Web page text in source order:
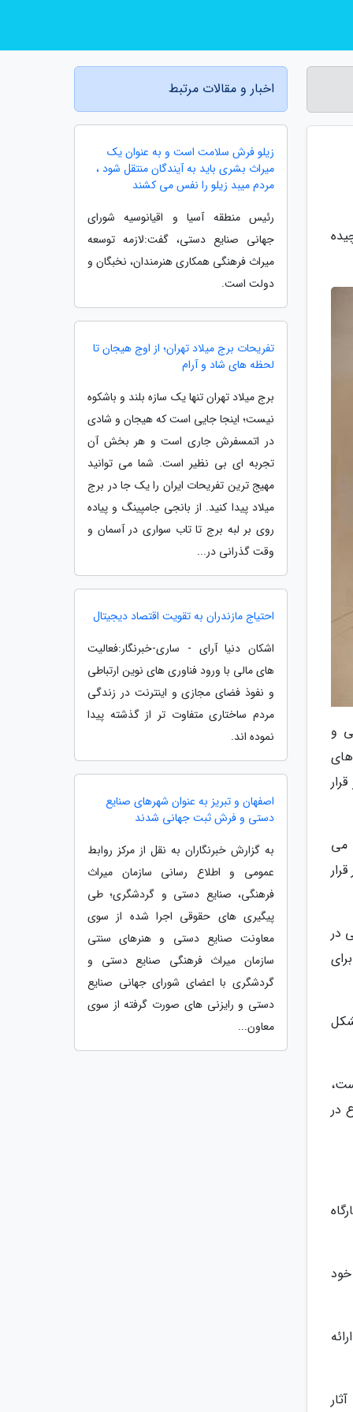
و
می
در
در
خود
اخبار و مقالات مرتبط
زیلو فرش سلامت است و به عنوان یک
میراث بشری باید به آیندگان منتقل شود ،
مردم میبد زیلو را نفس می کشند
رئیس منطقه آسیا و اقیانوسیه شورای
جهانی صنایع دستی، گفت:لازمه توسعه
میراث فرهنگی همکاری هنرمندان، نخبگان و
دولت است.
تفریحات برج میلاد تهران؛ از اوج هیجان تا
لحظه های شاد و آرام
برج میلاد تهران تنها یک سازه بلند و باشکوه
نیست؛ اینجا جایی است که هیجان و شادی
در اتمسفرش جاری است و هر بخش آن
تجربه ای بی نظیر است. شما می توانید
مهیج ترین تفریحات ایران را یک جا در برج
میلاد پیدا کنید. از بانجی جامپینگ و پیاده
روی بر لبه برج تا تاب سواری در آسمان و
وقت گذرانی در...
احتیاج مازندران به تقویت اقتصاد دیجیتال
اشکان دنیا آرای - ساری-خبرنگار:فعالیت
های مالی با ورود فناوری های نوین ارتباطی
و نفوذ فضای مجازی و اینترنت در زندگی
مردم ساختاری متفاوت تر از گذشته پیدا
نموده اند.
اصفهان و تبریز به عنوان شهرهای صنایع
دستی و فرش ثبت جهانی شدند
به گزارش خبرنگاران به نقل از مرکز روابط
عمومی و اطلاع رسانی سازمان میراث
فرهنگی، صنایع دستی و گردشگری؛ طی
پیگیری های حقوقی اجرا شده از سوی
معاونت صنایع دستی و هنرهای سنتی
سازمان میراث فرهنگی صنایع دستی و
گردشگری با اعضای شورای جهانی صنایع
دستی و رایزنی های صورت گرفته از سوی
معاون...